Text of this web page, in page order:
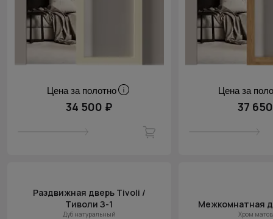
Цена за полотно
34 500 ₽
Цена за
37
Раздвижная дверь Tivoli /
Тиволи З-1
Дуб натуральный
Межкомнатная
Хром